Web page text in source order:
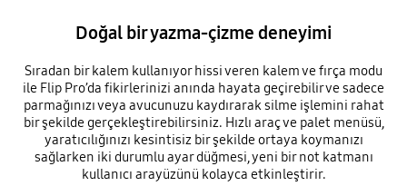
Doğal bir yazma-çizme deneyimi
Sıradan bir kalem kullanıyor hissi veren kalem ve fırça modu
ile Flip Pro’da fikirlerinizi anında hayata geçirebilir ve sadece
parmağınızı veya avucunuzu kaydırarak silme işlemini rahat
bir şekilde gerçekleştirebilirsiniz. Hızlı araç ve palet menüsü,
yaratıcılığınızı kesintisiz bir şekilde ortaya koymanızı
sağlarken iki durumlu ayar düğmesi, yeni bir not katmanı
kullanıcı arayüzünü kolayca etkinleştirir.